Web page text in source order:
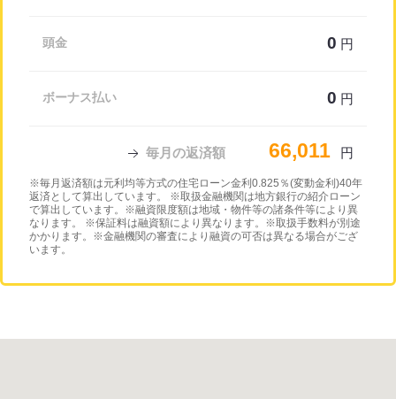
頭金 0 円
ボーナス払い 0 円
毎月の返済額 66,011 円
※毎月返済額は元利均等方式の住宅ローン金利0.825％(変動金利)40年
返済として算出しています。 ※取扱金融機関は地方銀行の紹介ローン
で算出しています。※融資限度額は地域・物件等の諸条件等により異
なります。 ※保証料は融資額により異なります。※取扱手数料が別途
かかります。※金融機関の審査により融資の可否は異なる場合がござ
います。